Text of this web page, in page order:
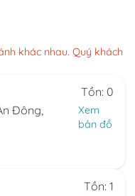
khác nhau. Quý khách
Tồn: 0
Đông,
Xem
bản đồ
Tồn: 1